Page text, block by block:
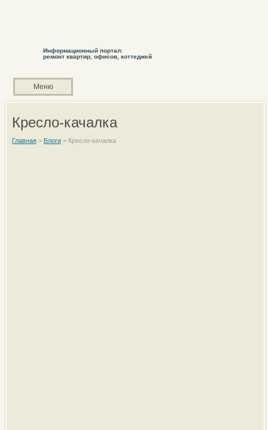
Информационный портал:
ремонт квартир, офисов, коттеджей
Меню
Кресло-качалка
Главная> Блоги> Кресло-качалка